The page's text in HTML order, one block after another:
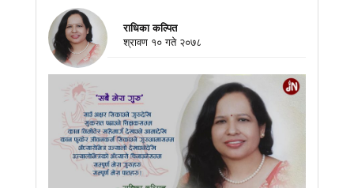
राधिका कल्पित
श्रावण १० गते २०७८